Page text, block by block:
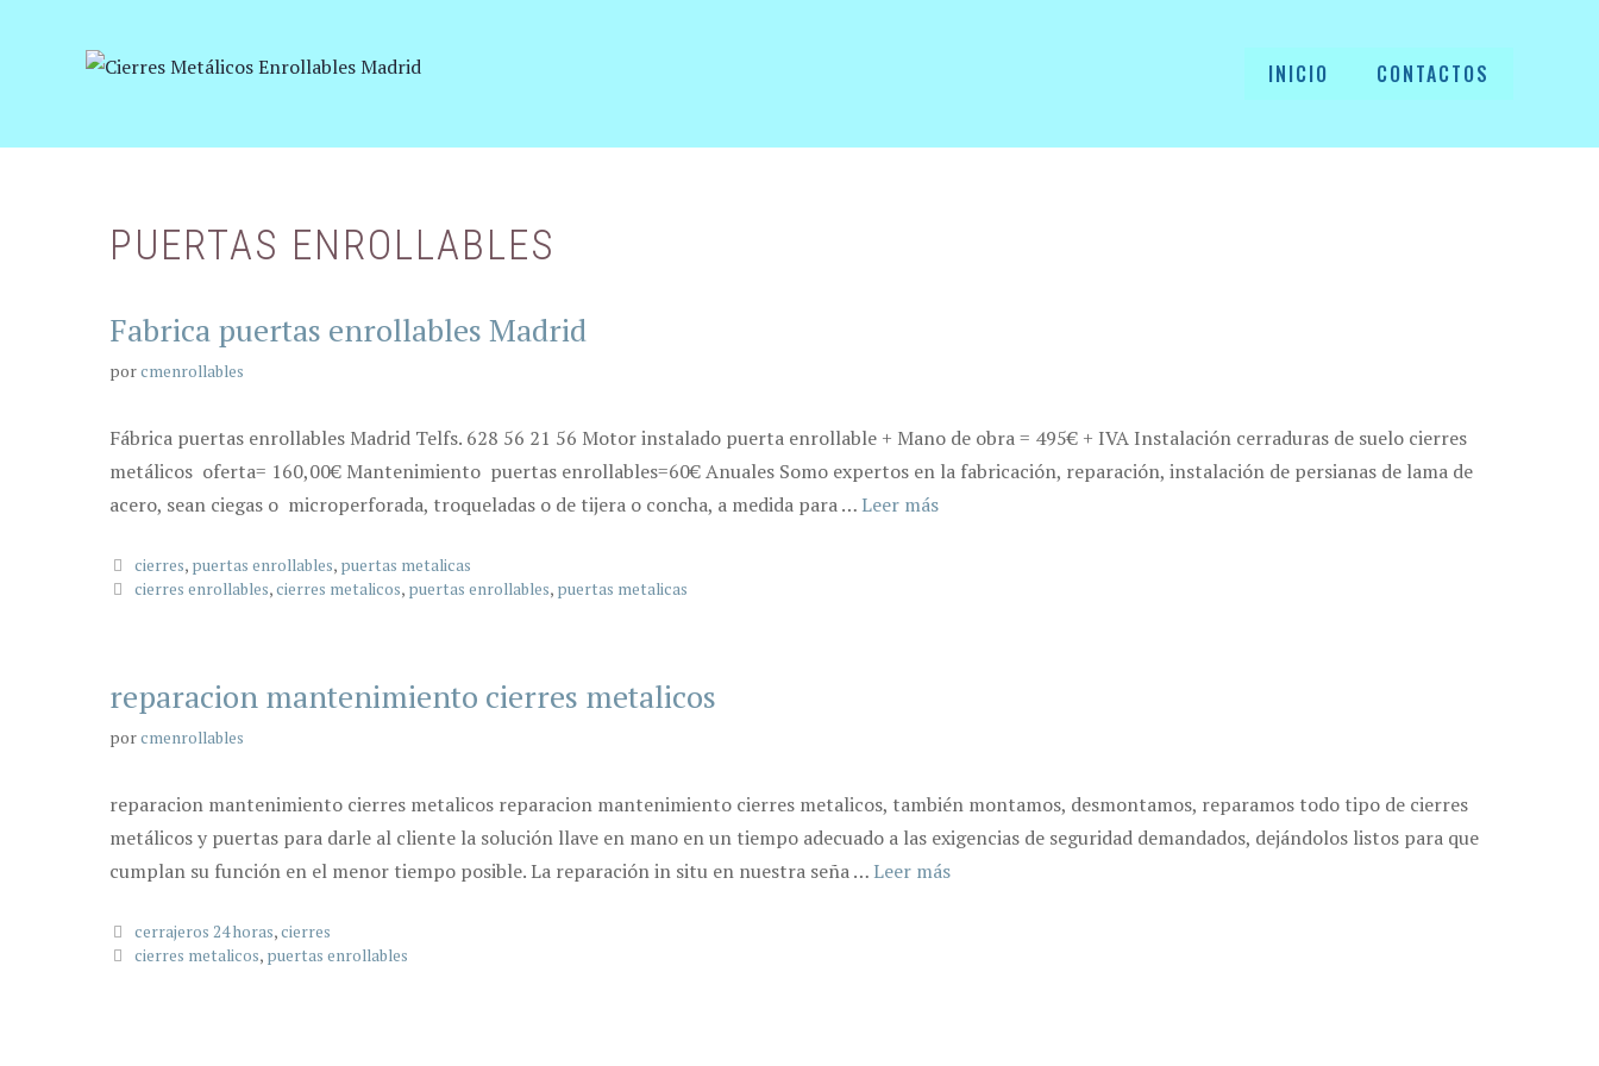
INICIO CONTACTOS
PUERTAS ENROLLABLES
Fabrica puertas enrollables Madrid
porcmenrollables
Fábrica puertas enrollables Madrid Telfs. 628 56 21 56 Motor instalado puerta enrollable + Mano de obra = 495€ + IVA Instalación cerraduras de suelo cierres
metálicos oferta= 160,00€ Mantenimiento puertas enrollables=60€ Anuales Somo expertos en la fabricación, reparación, instalación de persianas de lama de
acero, sean ciegas o microperforada, troqueladas o de tijera o concha, a medida para … Leer más
Categorías
cierres, puertas enrollables, puertas metalicas
Etiquetas
cierres enrollables,cierres metalicos, puertas enrollables, puertas metalicas
reparacion mantenimiento cierres metalicos
porcmenrollables
reparacion mantenimiento cierres metalicos reparacion mantenimiento cierres metalicos, también montamos, desmontamos, reparamos todo tipo de cierres
metálicos y puertas para darle al cliente la solución llave en mano en un tiempo adecuado a las exigencias de seguridad demandados, dejándolos listos para que
cumplan su función en el menor tiempo posible. La reparación in situ en nuestra seña … Leer más
Categorías
cerrajeros 24 horas,cierres
Etiquetas
cierres metalicos, puertas enrollables